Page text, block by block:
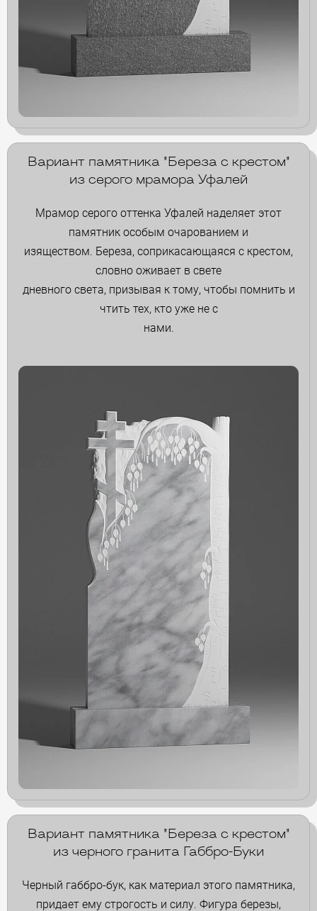
Вариант памятника "Береза с крестом"
из серого мрамора Уфалей
Мрамор серого оттенка Уфалей наделяет этот
памятник особым очарованием и
изяществом. Береза, соприкасающаяся с крестом,
словно оживает в свете
дневного света, призывая к тому, чтобы помнить и
чтить тех, кто уже не с
нами.
Вариант памятника "Береза с крестом"
из черного гранита Габбро-Буки
Черный габбро-бук, как материал этого памятника,
придает ему строгость и силу. Фигура березы,